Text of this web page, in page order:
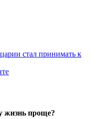
стал принимать к
жизнь проще?